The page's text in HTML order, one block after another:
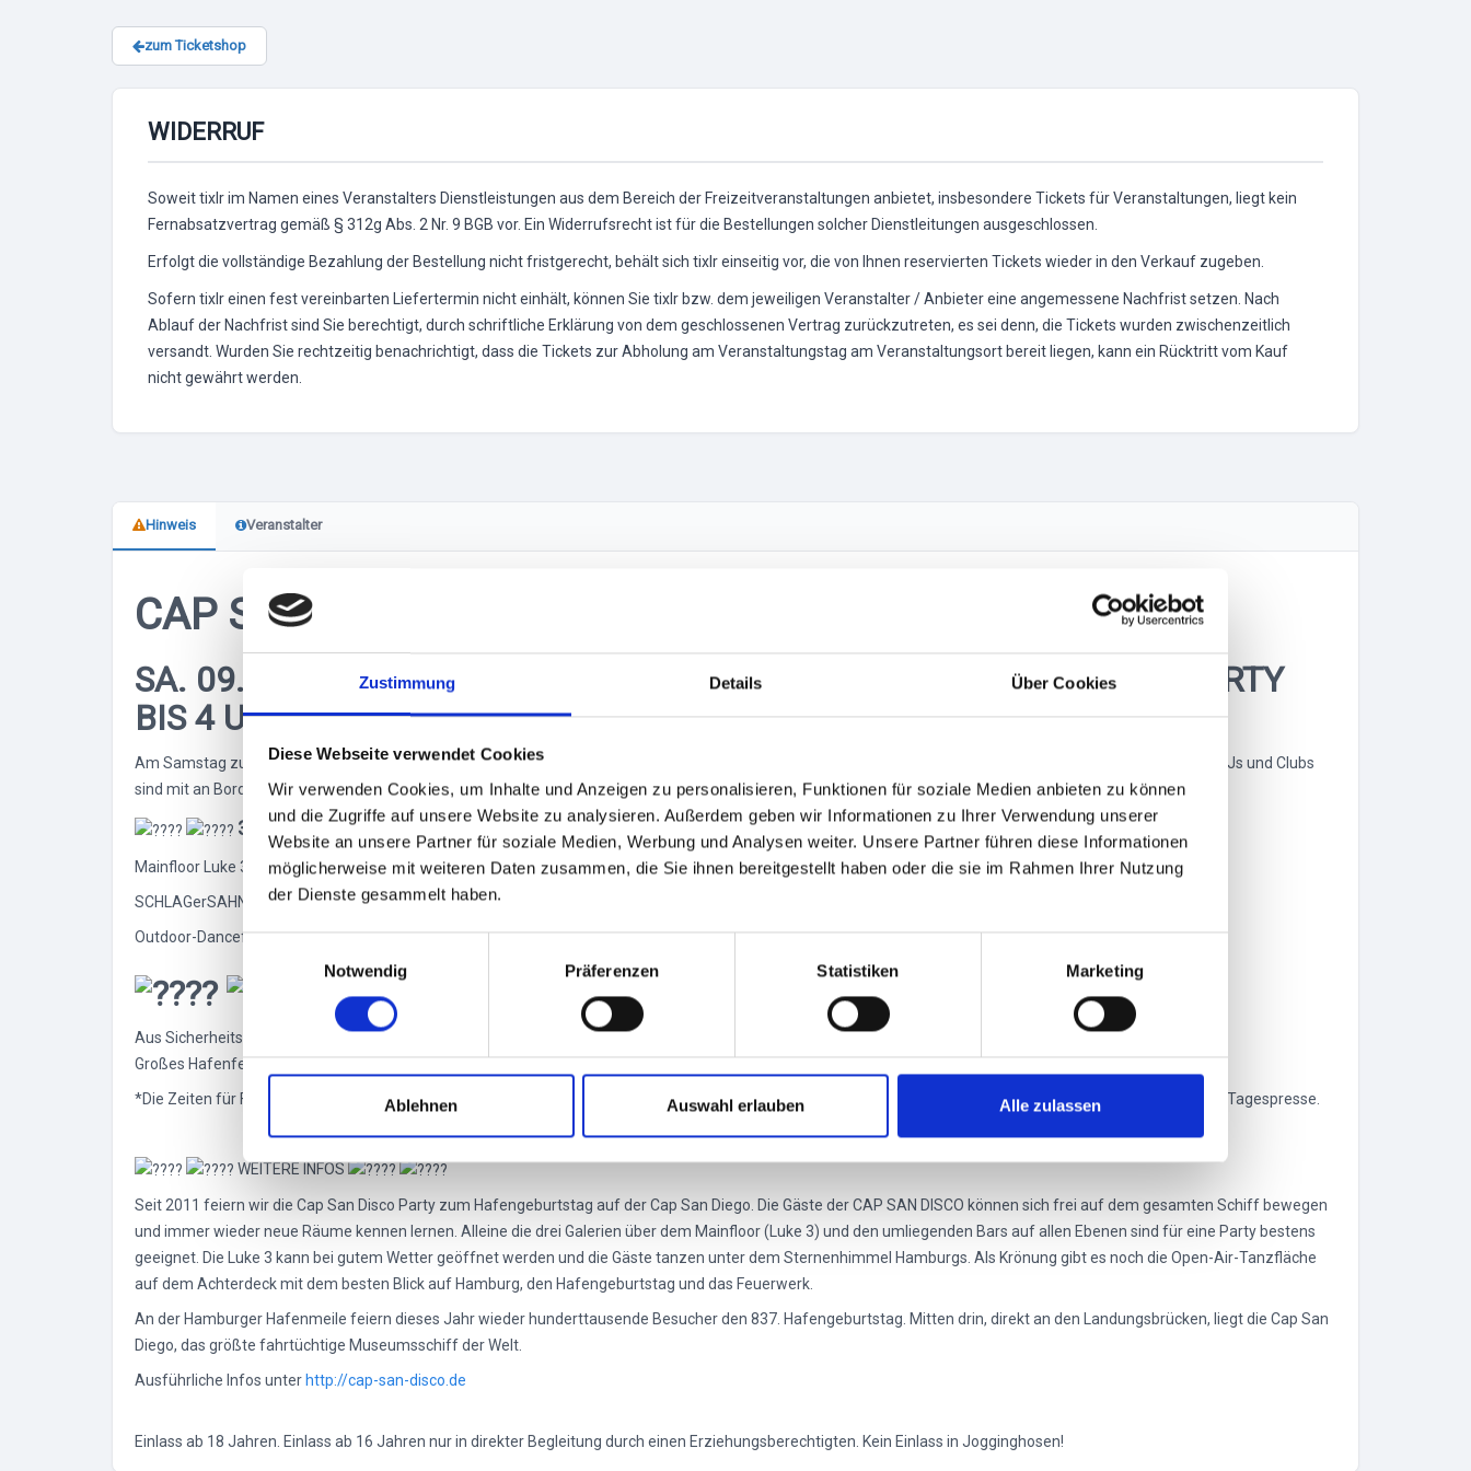
Zustimmung Details Über Cookies
Diese Webseite verwendet Cookies
Wir verwenden Cookies, um Inhalte und Anzeigen zu personalisieren, Funktionen für soziale Medien anbieten zu können
und die Zugriffe auf unsere Website zu analysieren. Außerdem geben wir Informationen zu Ihrer Verwendung unserer
Website an unsere Partner für soziale Medien, Werbung und Analysen weiter. Unsere Partner führen diese Informationen
möglicherweise mit weiteren Daten zusammen, die Sie ihnen bereitgestellt haben oder die sie im Rahmen Ihrer Nutzung
der Dienste gesammelt haben.
E
n
l
g
n
g
s
a
u
s
a
l
Notwendig Präferenzen Statistiken Marketing
Ablehnen Auswahl erlauben Alle zulassen
zum Ticketshop
WIDERRUF
Soweit tixlr im Namen eines Veranstalters Dienstleistungen aus dem Bereich der Freizeitveranstaltungen anbietet, insbesondere Tickets für Veranstaltungen, liegt kein
Fernabsatzvertrag gemäß § 312g Abs. 2 Nr. 9 BGB vor. Ein Widerrufsrecht ist für die Bestellungen solcher Dienstleitungen ausgeschlossen.
Erfolgt die vollständige Bezahlung der Bestellung nicht fristgerecht, behält sich tixlr einseitig vor, die von Ihnen reservierten Tickets wieder in den Verkauf zugeben.
Sofern tixlr einen fest vereinbarten Liefertermin nicht einhält, können Sie tixlr bzw. dem jeweiligen Veranstalter / Anbieter eine angemessene Nachfrist setzen. Nach
Ablauf der Nachfrist sind Sie berechtigt, durch schriftliche Erklärung von dem geschlossenen Vertrag zurückzutreten, es sei denn, die Tickets wurden zwischenzeitlich
versandt. Wurden Sie rechtzeitig benachrichtigt, dass die Tickets zur Abholung am Veranstaltungstag am Veranstaltungsort bereit liegen, kann ein Rücktritt vom Kauf
nicht gewährt werden.
Hinweis Veranstalter
CAP SAN DISCO HAFENGEBURTSTAG 2026
SA. 09.05.2026 - 3 DANCEFLOORS + HAFENFEUERWERK + AFTER PARTY
BIS 4 UHR
Am Samstag zum Hafengeburtstag 2026 wird die CAP SAN DIEGO erneut zu einem Partydampfer mit 3 Dancefloors umfunktioniert, Hamburgs bekannteste DJs und Clubs
sind mit an Bord und lassen den ehrwürdigen Dampfer beben.
3 DANCEFLOORS
Mainfloor Luke 3 (All Mixed Up - Aktuelle Clubsound, Charts, Disco, 90s, Electro und House )
SCHLAGerSAHNE Kathedrale (ab 23:30Uhr) Schlager, Mallorca & Apres Ski Hits, Deutsch Rock, NDW, 90's Classics.
Outdoor-Dancefloor (bis 0 Uhr): Partyclassics, Charts, Gute-Laune-Frühlings-Mix
HINWEISE
Aus Sicherheitsgründen kein Einlass während des Feuerwerks
Großes Hafenfeuerwerk am Samstag gegen 22:45 Uhr!
*Die Zeiten für Feuerwerk und Drohnenshow können sich tidenabhängig, kurzfristig verschieben, bitte informiert Euch kurzfristig bei uns oder über die aktuelle Tagespresse.
WEITERE INFOS
Seit 2011 feiern wir die Cap San Disco Party zum Hafengeburtstag auf der Cap San Diego. Die Gäste der CAP SAN DISCO können sich frei auf dem gesamten Schiff bewegen
und immer wieder neue Räume kennen lernen. Alleine die drei Galerien über dem Mainfloor (Luke 3) und den umliegenden Bars auf allen Ebenen sind für eine Party bestens
geeignet. Die Luke 3 kann bei gutem Wetter geöffnet werden und die Gäste tanzen unter dem Sternenhimmel Hamburgs. Als Krönung gibt es noch die Open-Air-Tanzfläche
auf dem Achterdeck mit dem besten Blick auf Hamburg, den Hafengeburtstag und das Feuerwerk.
An der Hamburger Hafenmeile feiern dieses Jahr wieder hunderttausende Besucher den 837. Hafengeburtstag. Mitten drin, direkt an den Landungsbrücken, liegt die Cap San
Diego, das größte fahrtüchtige Museumsschiff der Welt.
Ausführliche Infos unter http://cap-san-disco.de
Einlass ab 18 Jahren. Einlass ab 16 Jahren nur in direkter Begleitung durch einen Erziehungsberechtigten. Kein Einlass in Jogginghosen!